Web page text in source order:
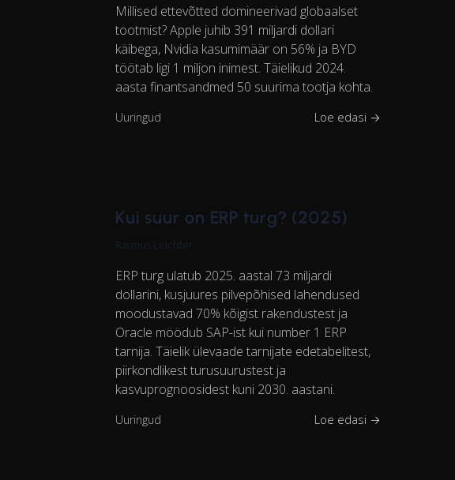
Millised ettevõtted domineerivad globaalset
tootmist? Apple juhib 391 miljardi dollari
käibega, Nvidia kasumimäär on 56% ja BYD
töötab ligi 1 miljon inimest. Täielikud 2024.
aasta finantsandmed 50 suurima tootja kohta.
Uuringud Loe edasi →
Kui suur on ERP turg? (2025)
Rasmus Leichter
ERP turg ulatub 2025. aastal 73 miljardi
dollarini, kusjuures pilvepõhised lahendused
moodustavad 70% kõigist rakendustest ja
Oracle möödub SAP-ist kui number 1 ERP
tarnija. Täielik ülevaade tarnijate edetabelitest,
piirkondlikest turusuurustest ja
kasvuprognoosidest kuni 2030. aastani.
Uuringud Loe edasi →